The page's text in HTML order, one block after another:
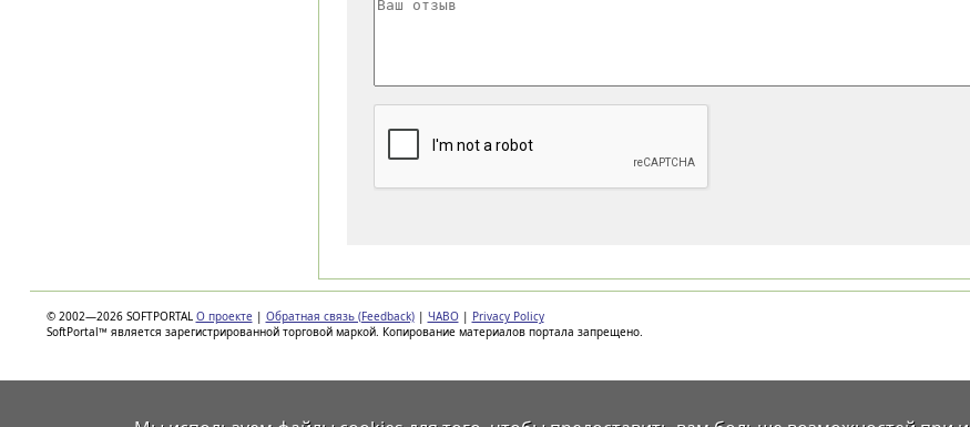
© 2002—2026 SOFTPORTAL О проекте | Обратная связь (Feedback) | ЧАВО | Privacy Policy
SoftPortal™ является зарегистрированной торговой маркой. Копирование материалов портала запрещено.